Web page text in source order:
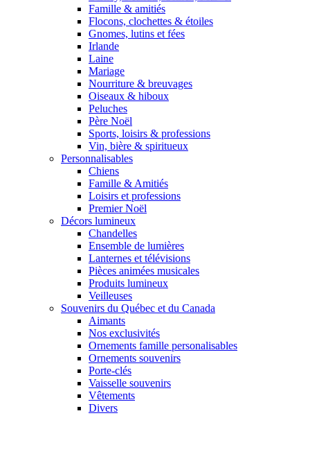
Famille & amitiés
Flocons, clochettes & étoiles
Gnomes, lutins et fées
Irlande
Laine
Mariage
Nourriture & breuvages
Oiseaux & hiboux
Peluches
Père Noël
Sports, loisirs & professions
Vin, bière & spiritueux
Personnalisables
Chiens
Famille & Amitiés
Loisirs et professions
Premier Noël
Décors lumineux
Chandelles
Ensemble de lumières
Lanternes et télévisions
Pièces animées musicales
Produits lumineux
Veilleuses
Souvenirs du Québec et du Canada
Aimants
Nos exclusivités
Ornements famille personalisables
Ornements souvenirs
Porte-clés
Vaisselle souvenirs
Vêtements
Divers